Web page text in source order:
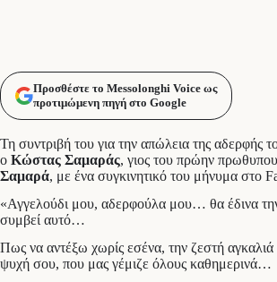
Προσθέστε το Messolonghi Voice ως
προτιμώμενη πηγή στο Google
Τη συντριβή του για την απώλεια της αδερφής
ο Κώστας Σαμαράς, γιος του πρώην
Σαμαρά, με ένα συγκινητικό του μήνυμα στο
«Αγγελούδι μου, αδερφούλα μου… θα έδινα
συμβεί αυτό…
Πως να αντέξω χωρίς εσένα, την ζεστή
ψυχή σου, που μας γέμιζε όλους καθημερινά…